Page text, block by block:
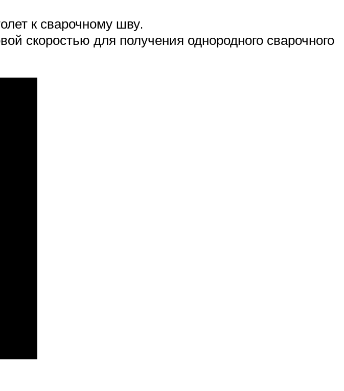
к сварочному шву.
скоростью для получения однородного сварочного